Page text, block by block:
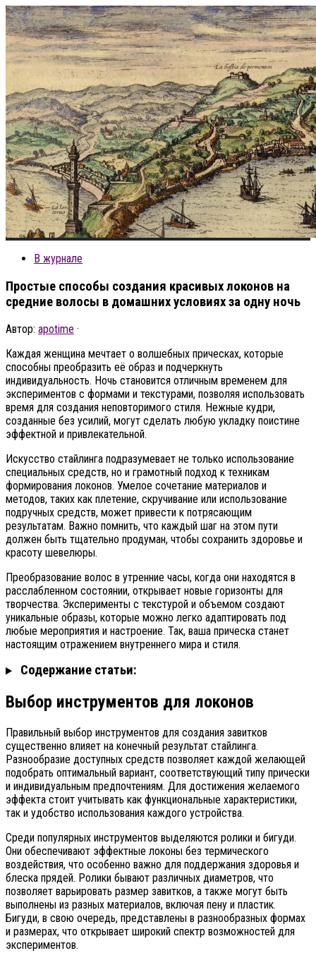
В журнале
Простые способы создания красивых локонов на
средние волосы в домашних условиях за одну ночь
Автор: apotime ·
Каждая женщина мечтает о волшебных прическах, которые
способны преобразить её образ и подчеркнуть
индивидуальность. Ночь становится отличным временем для
экспериментов с формами и текстурами, позволяя использовать
время для создания неповторимого стиля. Нежные кудри,
созданные без усилий, могут сделать любую укладку поистине
эффектной и привлекательной.
Искусство стайлинга подразумевает не только использование
специальных средств, но и грамотный подход к техникам
формирования локонов. Умелое сочетание материалов и
методов, таких как плетение, скручивание или использование
подручных средств, может привести к потрясающим
результатам. Важно помнить, что каждый шаг на этом пути
должен быть тщательно продуман, чтобы сохранить здоровье и
красоту шевелюры.
Преобразование волос в утренние часы, когда они находятся в
расслабленном состоянии, открывает новые горизонты для
творчества. Эксперименты с текстурой и объемом создают
уникальные образы, которые можно легко адаптировать под
любые мероприятия и настроение. Так, ваша прическа станет
настоящим отражением внутреннего мира и стиля.
Содержание статьи:
Выбор инструментов для локонов
Правильный выбор инструментов для создания завитков
существенно влияет на конечный результат стайлинга.
Разнообразие доступных средств позволяет каждой желающей
подобрать оптимальный вариант, соответствующий типу прически
и индивидуальным предпочтениям. Для достижения желаемого
эффекта стоит учитывать как функциональные характеристики,
так и удобство использования каждого устройства.
Среди популярных инструментов выделяются ролики и бигуди.
Они обеспечивают эффектные локоны без термического
воздействия, что особенно важно для поддержания здоровья и
блеска прядей. Ролики бывают различных диаметров, что
позволяет варьировать размер завитков, а также могут быть
выполнены из разных материалов, включая пену и пластик.
Бигуди, в свою очередь, представлены в разнообразных формах
и размерах, что открывает широкий спектр возможностей для
экспериментов.